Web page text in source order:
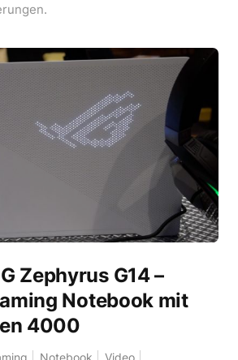
Zephyrus G14 –
Notebook mit
4000
Notebook Video